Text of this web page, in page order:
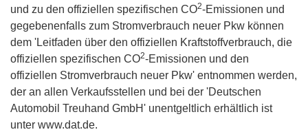
und zu den offiziellen spezifischen CO2-Emissionen und
gegebenenfalls zum Stromverbrauch neuer Pkw können
dem 'Leitfaden über den offiziellen Kraftstoffverbrauch, die
offiziellen spezifischen CO2-Emissionen und den
offiziellen Stromverbrauch neuer Pkw' entnommen werden,
der an allen Verkaufsstellen und bei der 'Deutschen
Automobil Treuhand GmbH' unentgeltlich erhältlich ist
unter www.dat.de.